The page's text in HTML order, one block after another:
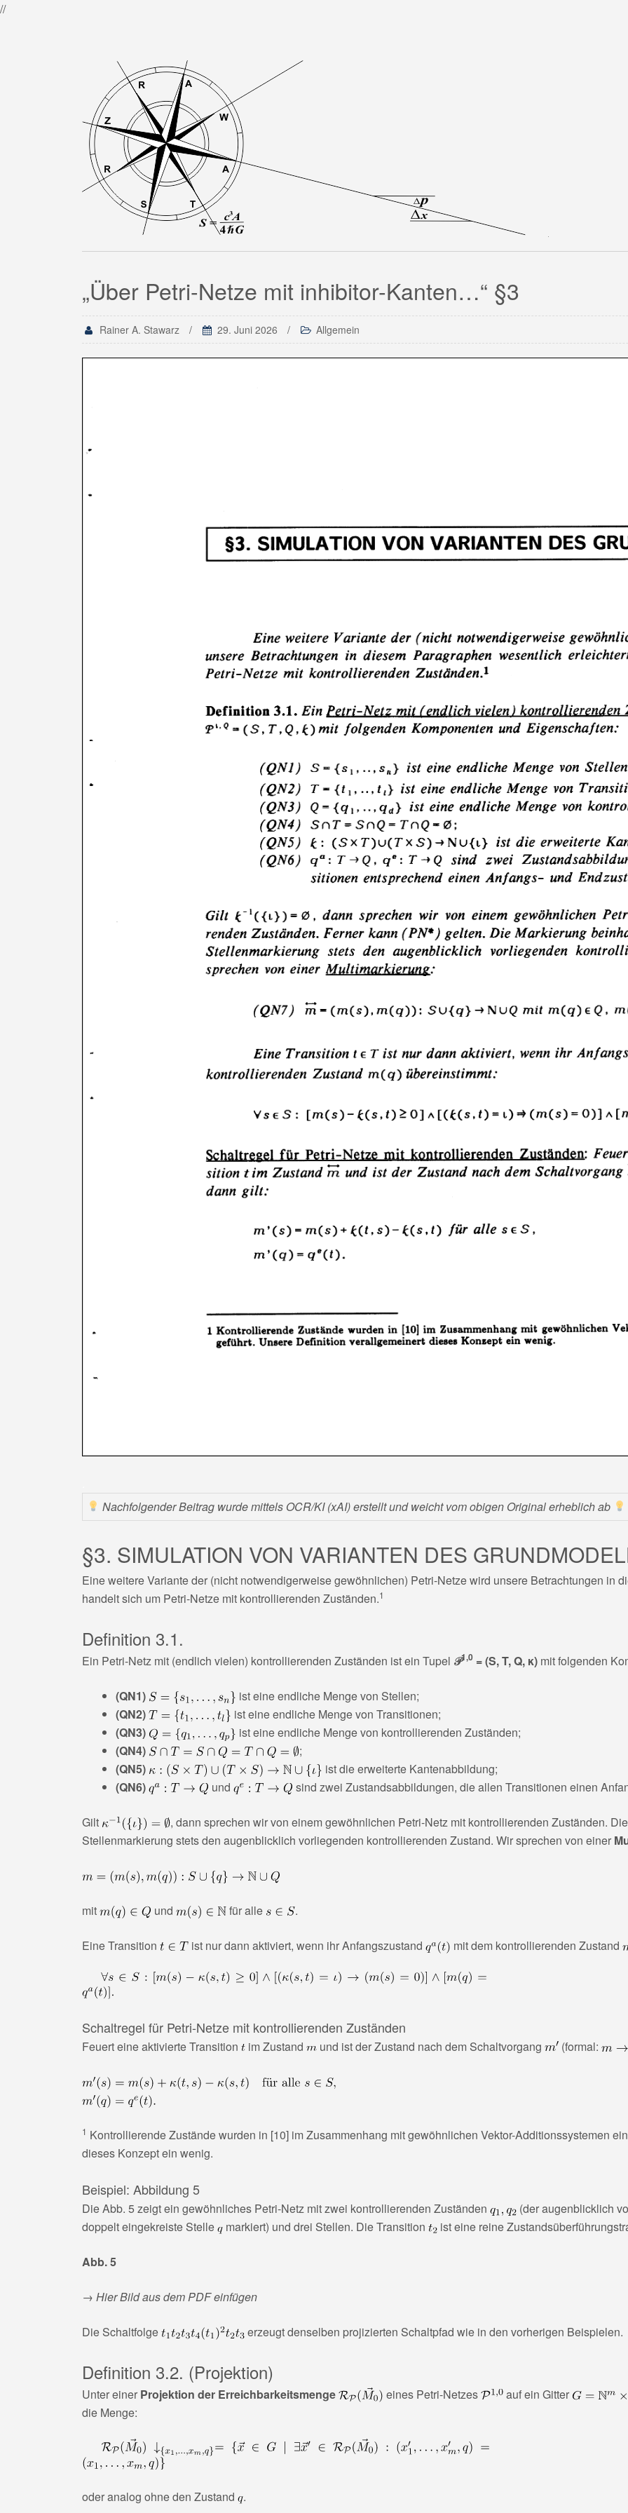
//
„Über Petri-Netze mit inhibitor-Kanten…“ §3
Rainer A. Stawarz 29. Juni 2026 Allgemein
Nachfolgender Beitrag wurde mittels OCR/KI (xAI) erstellt und weicht vom obigen Original erheblich ab
§3. SIMULATION VON VARIANTEN DES
Eine weitere Variante der (nicht notwendigerweise gewöhnlichen) Petri-Netze wird unsere Betrachtungen in
handelt sich um Petri-Netze mit kontrollierenden Zuständen.1
Definition 3.1.
Ein Petri-Netz mit (endlich vielen) kontrollierenden Zuständen ist ein Tupel 𝒫1,0 = (S, T, Q, κ) mit folgenden
(QN1)
ist eine endliche Menge von Stellen;
(QN2)
ist eine endliche Menge von Transitionen;
(QN3)
ist eine endliche Menge von kontrollierenden Zuständen;
(QN4)
;
(QN5)
ist die erweiterte Kantenabbildung;
(QN6)
und sind zwei Zustandsabbildungen, die allen Transitionen einen
Gilt
, dann sprechen wir von einem gewöhnlichen Petri-Netz mit kontrollierenden Zuständen.
Stellenmarkierung stets den augenblicklich vorliegenden kontrollierenden Zustand. Wir sprechen von einer
mit und für alle .
Eine Transition ist nur dann aktiviert, wenn ihr Anfangszustand mit dem kontrollierenden Zustand
Schaltregel für Petri-Netze mit kontrollierenden Zuständen
Feuert eine aktivierte Transition im Zustand und ist der Zustand nach dem Schaltvorgang (formal:
1 Kontrollierende Zustände wurden in [10] im Zusammenhang mit gewöhnlichen Vektor-Additionssystemen
dieses Konzept ein wenig.
Beispiel: Abbildung 5
Die Abb. 5 zeigt ein gewöhnliches Petri-Netz mit zwei kontrollierenden Zuständen
(der augenblicklich
doppelt eingekreiste Stelle
markiert) und drei Stellen. Die Transition ist eine reine
Abb. 5
→ Hier Bild aus dem PDF einfügen
Die Schaltfolge erzeugt denselben projizierten Schaltpfad wie in den vorherigen Beispielen.
Definition 3.2. (Projektion)
Unter einer Projektion der Erreichbarkeitsmenge eines Petri-Netzes
auf ein Gitter
die Menge:
oder analog ohne den Zustand .